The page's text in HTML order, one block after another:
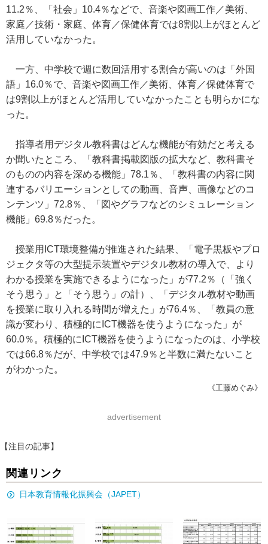
11.2％、「社会」10.4％などで、音楽や図画工作／美術、
家庭／技術・家庭、体育／保健体育では8割以上がほとんど
活用していなかった。
一方、中学校で週に数回活用する割合が高いのは「外国
語」16.0％で、音楽や図画工作／美術、体育／保健体育で
は9割以上がほとんど活用していなかったことも明らかにな
った。
指導者用デジタル教科書はどんな機能が有効だと考える
か聞いたところ、「教科書掲載図版の拡大など、教科書そ
のものの内容を深める機能」78.1％、「教科書の内容に関
連するバリエーションとしての動画、音声、画像などのコ
ンテンツ」72.8％、「図やグラフなどのシミュレーション
機能」69.8％だった。
授業用ICT環境整備が推進された結果、「電子黒板やプロ
ジェクタ等の大型提示装置やデジタル教材の導入で、より
わかる授業を実施できるようになった」が77.2％（「強く
そう思う」と「そう思う」の計）、「デジタル教材や動画
を授業に取り入れる時間が増えた」が76.4％、「教員の意
識が変わり、積極的にICT機器を使うようになった」が
60.0％。積極的にICT機器を使うようになったのは、小学校
では66.8％だが、中学校では47.9％と半数に満たないこと
がわかった。
《工藤めぐみ》
advertisement
【注目の記事】
関連リンク
日本教育情報化振興会（JAPET）